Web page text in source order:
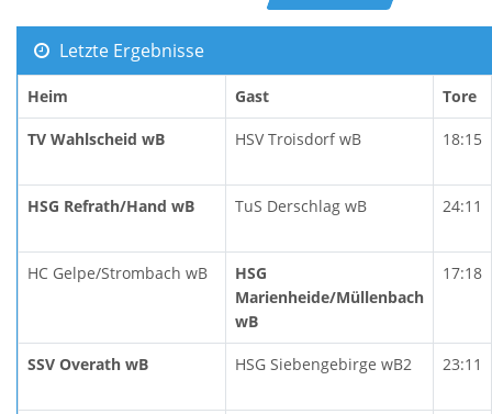
Letzte Ergebnisse
Heim Gast Tore
TV Wahlscheid wB HSV Troisdorf wB 18:15
HSG Refrath/Hand wB TuS Derschlag wB 24:11
HC Gelpe/Strombach wB
HSG
Marienheide/Müllenbach
wB
17:18
SSV Overath wB HSG Siebengebirge wB2 23:11